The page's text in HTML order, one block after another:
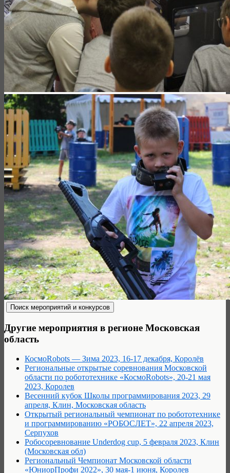
Другие мероприятия в регионе Московская
область
КосмоRobots — Зима 2023, 16-17 декабря, Королёв
Региональные открытые соревнования Московской
области по робототехнике «КосмоRobots», 20-21 мая
2023, Королев
Весенний кубок Школы программирования 2023, 29
апреля, Клин, Московская область
Открытый региональный чемпионат по робототехнике
и программированию «РОБОСЛЕТ», 22 апреля 2023,
Серпухов
Робосоревнование Underdog cup, 5 февраля 2023, Клин
(Московская обл)
Региональный Чемпионат Московской области
«ЮниорПрофи 2022», 30 мая-1 июня, Королев